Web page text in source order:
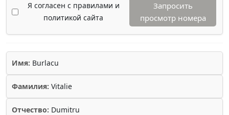
Я согласен с правилами и
политикой сайта
Запросить
просмотр номера
Имя: Burlacu
Фамилия: Vitalie
Отчество: Dumitru